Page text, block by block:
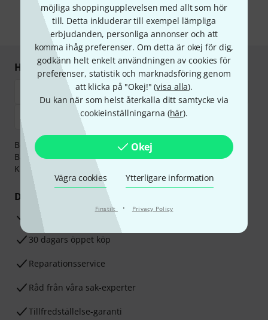
möjliga shoppingupplevelsen med allt som hör
till. Detta inkluderar till exempel lämpliga
erbjudanden, personliga annonser och att
komma ihåg preferenser. Om detta är okej för dig,
godkänn helt enkelt användningen av cookies för
preferenser, statistik och marknadsföring genom
att klicka på "Okej!" (visa alla).
Du kan när som helst återkalla ditt samtycke via
cookieinställningarna (här).
Okej
Vägra cookies Ytterligare information
Finstilt · Privacy Policy
information om nyhetsbrevet i vårsekretesspolicy.
* Nödvändig
Handla och betala säkert
Betalningen kan göras tryggt och säkert med
Banköverföring, PayPal,Klarna Direktbetalningeller
Kreditkort.
Dina fördelar
3-år Thomann-garanti
30 dagars öppet köp
Reparationsservice
Råd från våra sak-experter
Tillfredställelse-garanti